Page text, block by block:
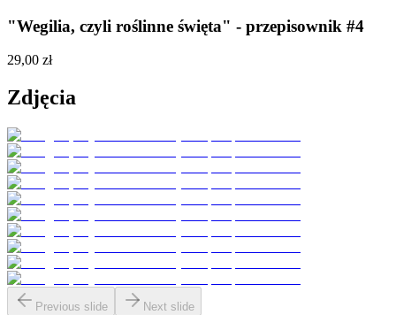
"Wegilia, czyli roślinne święta" - przepisownik #4
29,00 zł
Zdjęcia
Previous slide Next slide